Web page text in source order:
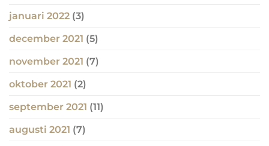
januari 2022 (3)
december 2021 (5)
november 2021 (7)
oktober 2021 (2)
september 2021 (11)
augusti 2021 (7)